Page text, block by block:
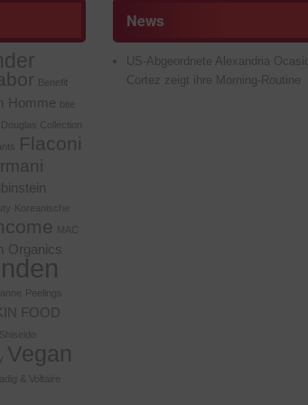
Benefit
Homme
bite
Douglas Collection
Flaconi
Koreanische
MAC
Organics
Peelings
FOOD
Shiseido
Vegan
& Voltaire
News
US-Abgeordnete Alexandria
Cortez zeigt ihre Morning-Routine